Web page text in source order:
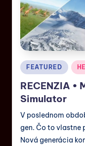
FEATURED
RECENZIA
Simulator
V poslednom
gen. Čo to vlastne
Nová generácia